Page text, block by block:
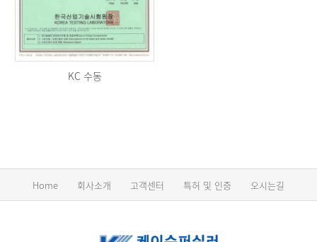
KC 수동
Home 회사소개 고객센터 특허 및 인증 오시는길